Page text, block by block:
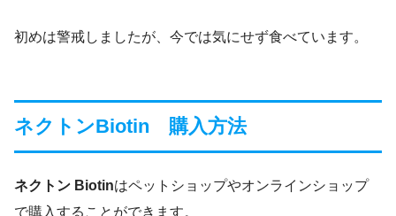
初めは警戒しましたが、今では気にせず食べています。
ネクトンBiotin 購入方法
ネクトン Biotinはペットショップやオンラインショップ
で購入することができます。